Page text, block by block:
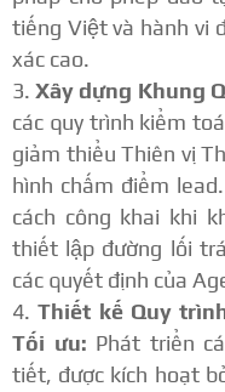
tiếng Việt và hành vi
xác cao.
Xây dựng Khung
các quy trình kiểm
giảm thiểu Thiên vị
hình chấm điểm lead.
cách công khai khi
thiết lập đường lối
các quyết định của
Thiết kế Quy
Tối ưu: Phát triển
tiết, được kích hoạt